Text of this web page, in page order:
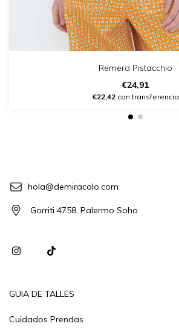
Remera Pistacchio
€24,91
€22,42con transferencia
hola@demiracolo.com
Gorriti 4758, Palermo Soho
GUIA DE TALLES
Cuidados Prendas